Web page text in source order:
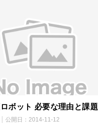
ボット 必要な理由と課題
公開日： 2014-11-12